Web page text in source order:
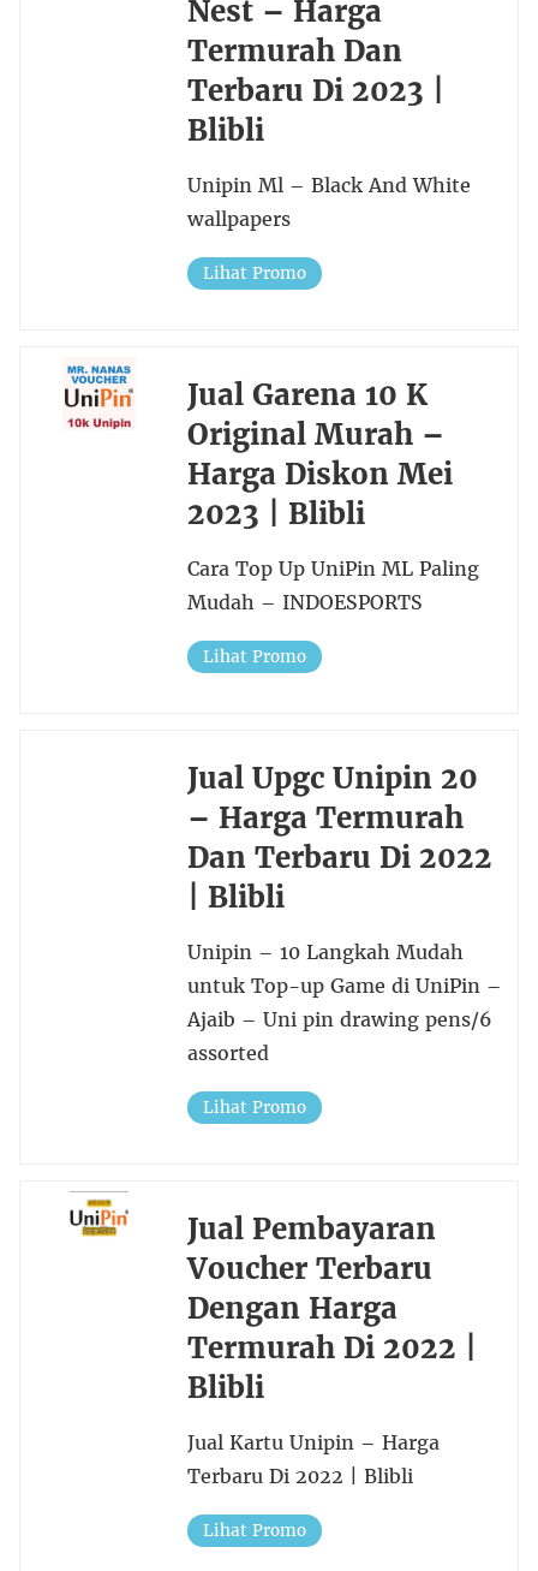
Nest – Harga
Termurah Dan
Terbaru Di 2023 |
Blibli
Unipin Ml – Black And White
wallpapers
Lihat Promo
Jual Garena 10 K
Original Murah –
Harga Diskon Mei
2023 | Blibli
Cara Top Up UniPin ML Paling
Mudah – INDOESPORTS
Lihat Promo
Jual Upgc Unipin 20
– Harga Termurah
Dan Terbaru Di 2022
| Blibli
Unipin – 10 Langkah Mudah
untuk Top-up Game di UniPin –
Ajaib – Uni pin drawing pens/6
assorted
Lihat Promo
Jual Pembayaran
Voucher Terbaru
Dengan Harga
Termurah Di 2022 |
Blibli
Jual Kartu Unipin – Harga
Terbaru Di 2022 | Blibli
Lihat Promo